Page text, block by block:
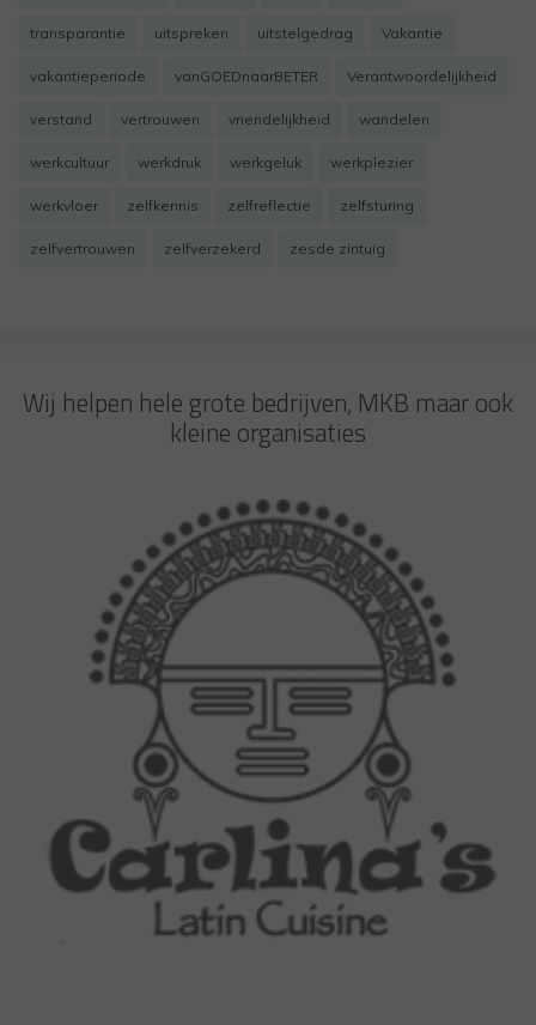
transparantie uitspreken uitstelgedrag Vakantie
vakantieperiode vanGOEDnaarBETER Verantwoordelijkheid
verstand vertrouwen vriendelijkheid wandelen
werkcultuur werkdruk werkgeluk werkplezier
werkvloer zelfkennis zelfreflectie zelfsturing
zelfvertrouwen zelfverzekerd zesde zintuig
Wij helpen hele grote bedrijven, MKB maar ook
kleine organisaties